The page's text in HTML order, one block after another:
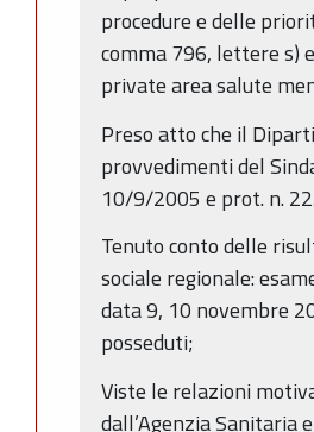
procedure e delle
comma 796, lettere s)
private area salute
Preso atto che il
provvedimenti del
10/9/2005 e prot. n.
Tenuto conto delle
sociale regionale:
data 9, 10 novembre
posseduti;
Viste le relazioni
dall’Agenzia Sanitaria